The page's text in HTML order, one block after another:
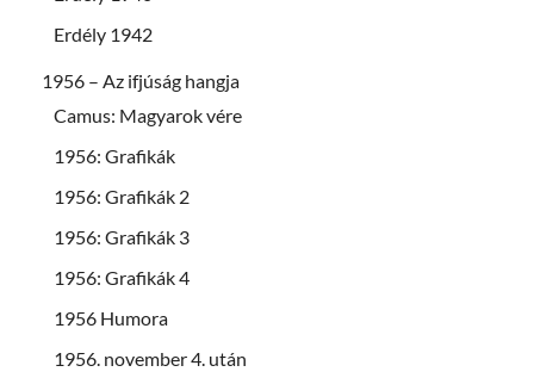
Erdély 1942
1956 – Az ifjúság hangja
Camus: Magyarok vére
1956: Grafikák
1956: Grafikák 2
1956: Grafikák 3
1956: Grafikák 4
1956 Humora
1956. november 4. után